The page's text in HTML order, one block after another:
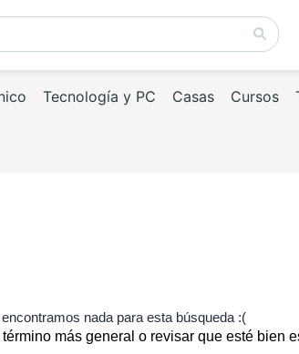
Tecnología y PC Casas Cursos
nada para esta búsqueda :(
más general o revisar que esté bien